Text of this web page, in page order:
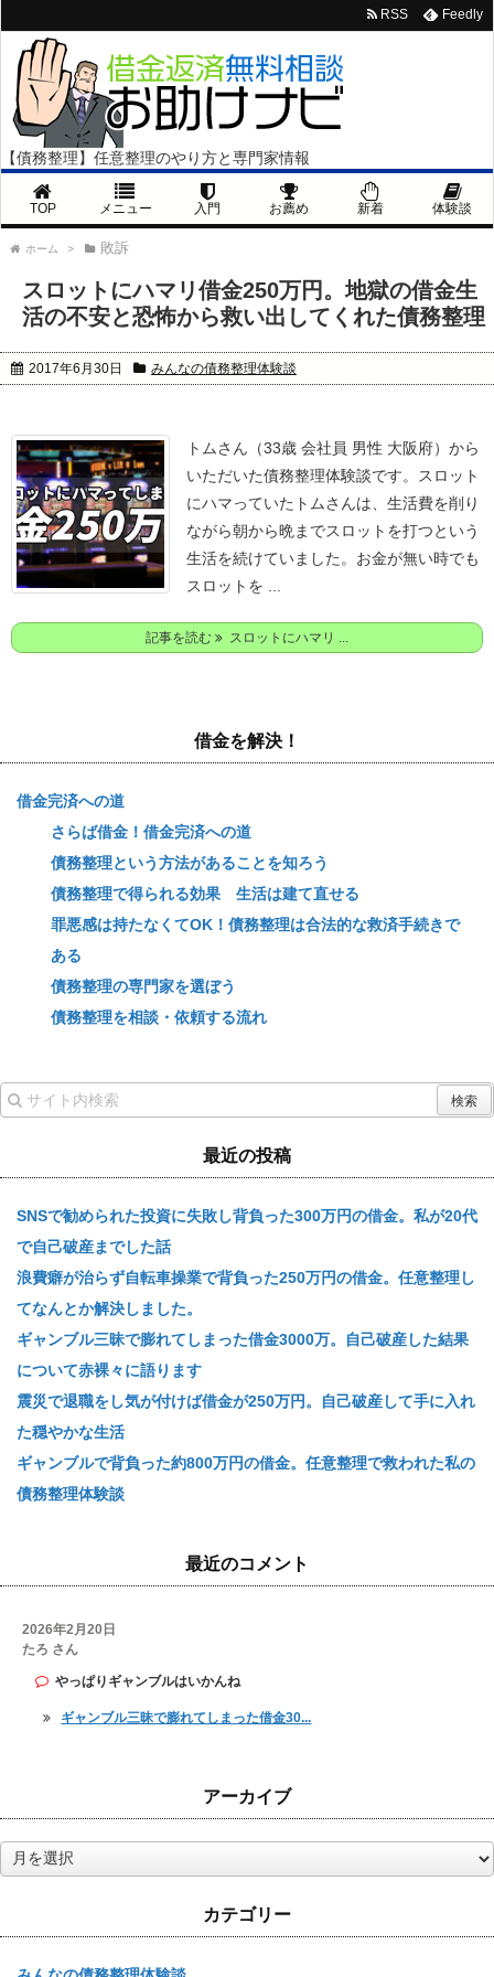
【債務整理】任意整理のやり方と専門家情報
TOP メニュー 入門 お薦め 新着 体験談
RSS Feedly
ホーム > 敗訴
スロットにハマリ借金250万円。地獄の借金生
活の不安と恐怖から救い出してくれた債務整理
2017年6月30日 みんなの債務整理体験談
トムさん（33歳 会社員 男性 大阪府）から
いただいた債務整理体験談です。
スロット
にハマっていたトムさんは、生活費を削り
ながら朝から晩までスロットを打つという
生活を続けていました。 お金が無い時でも
スロットを ...
記事を読む スロットにハマリ ...
借金を解決！
借金完済への道
さらば借金！借金完済への道
債務整理という方法があることを知ろう
債務整理で得られる効果 生活は建て直せる
罪悪感は持たなくてOK！債務整理は合法的な救済手続きで
ある
債務整理の専門家を選ぼう
債務整理を相談・依頼する流れ
最近の投稿
SNSで勧められた投資に失敗し背負った300万円の借金。私が20代
で自己破産までした話
浪費癖が治らず自転車操業で背負った250万円の借金。任意整理し
てなんとか解決しました。
ギャンブル三昧で膨れてしまった借金3000万。自己破産した結果
について赤裸々に語ります
震災で退職をし気が付けば借金が250万円。自己破産して手に入れ
た穏やかな生活
ギャンブルで背負った約800万円の借金。任意整理で救われた私の
債務整理体験談
最近のコメント
2026年2月20日
たろ さん
やっぱりギャンブルはいかんね
ギャンブル三昧で膨れてしまった借金30...
アーカイブ
ー
ブ
カテゴリー